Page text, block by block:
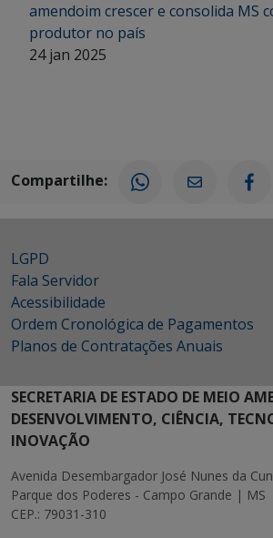
amendoim crescer e consolida MS
produtor no país
24 jan 2025
Compartilhe:
LGPD
Fala Servidor
Acessibilidade
Ordem Cronológica de Pagamentos
Planos de Contratações Anuais
SECRETARIA DE ESTADO DE MEIO
DESENVOLVIMENTO, CIÊNCIA,
INOVAÇÃO
Avenida Desembargador José Nunes da
Parque dos Poderes - Campo Grande | MS
CEP.: 79031-310